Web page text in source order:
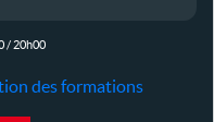
/ 20h00
des formations